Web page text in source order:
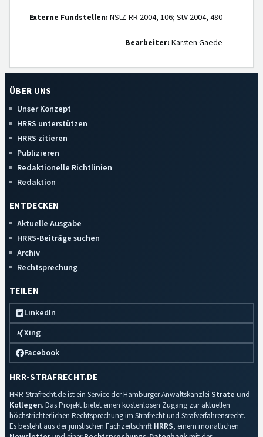
Externe Fundstellen: NStZ-RR 2004, 106; StV 2004, 480
Bearbeiter: Karsten Gaede
ÜBER UNS
Unser Konzept
HRRS unterstützen
HRRS zitieren
Publizieren
Redaktionelle Richtlinien
Redaktion
ENTDECKEN
Aktuelle Ausgabe
HRRS-Beiträge suchen
Archiv
Rechtsprechung
TEILEN
LinkedIn
Xing
Facebook
HRR-STRAFRECHT.DE
HRR-Strafrecht.de ist ein Service der Hamburger Anwaltskanzlei Strate und
Kollegen. Das Projekt bietet einen kostenlosen Zugang zur aktuellen
höchstrichterlichen Rechtsprechung im Strafrecht und Strafverfahrensrecht.
Es besteht aus der juristischen Fachzeitschrift HRRS, einem monatlichen